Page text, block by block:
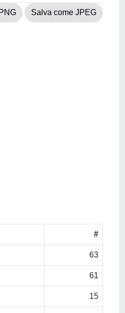
Salva come JPEG
#
63
61
15